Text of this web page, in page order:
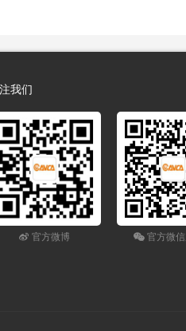
我们
官方微博 官方微